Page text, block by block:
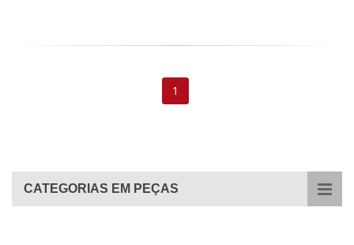
1
CATEGORIAS EM PEÇAS